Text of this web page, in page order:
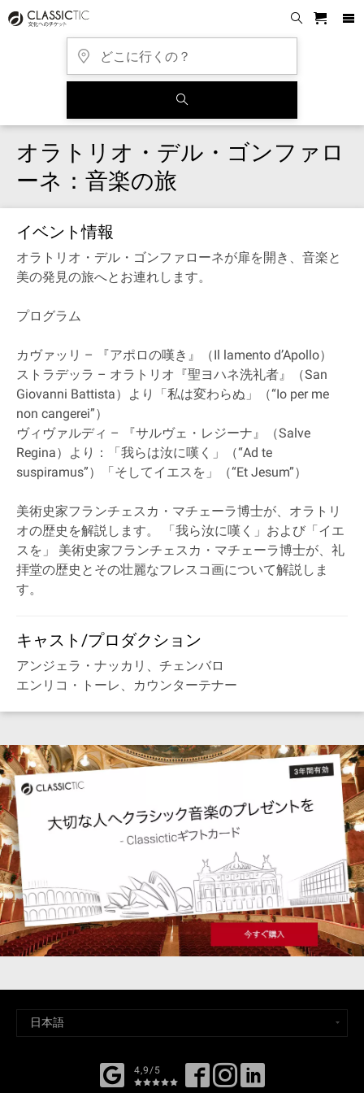
オラトリオ・デル・ゴンファロ
ーネ：音楽の旅
イベント情報
オラトリオ・デル・ゴンファローネが扉を開き、音楽と
美の発見の旅へとお連れします。
プログラム
カヴァッリ – 『アポロの嘆き』（Il lamento d’Apollo）
ストラデッラ – オラトリオ『聖ヨハネ洗礼者』（San
Giovanni Battista）より「私は変わらぬ」（“Io per me
non cangerei”）
ヴィヴァルディ – 『サルヴェ・レジーナ』（Salve
Regina）より：「我らは汝に嘆く」（“Ad te
suspiramus”）「そしてイエスを」（“Et Jesum”）
美術史家フランチェスカ・マチェーラ博士が、オラトリ
オの歴史を解説します。 「我ら汝に嘆く」および「イエ
スを」 美術史家フランチェスカ・マチェーラ博士が、礼
拝堂の歴史とその壮麗なフレスコ画について解説しま
す。
キャスト/プロダクション
アンジェラ・ナッカリ、チェンバロ
エンリコ・トーレ、カウンターテナー
4,9/5